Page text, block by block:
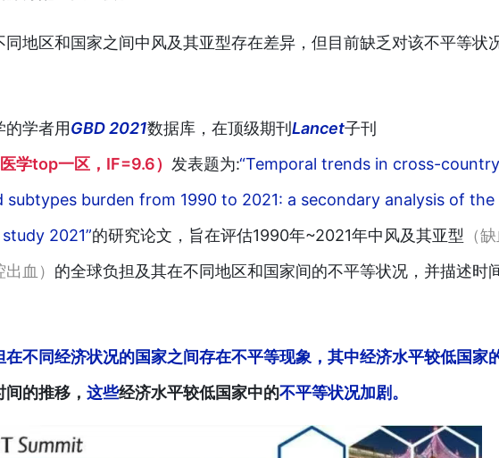
地区和国家之间中风及其亚型存在差异，但目前缺乏对该不平等状
学者用GBD 2021数据库，在顶级期刊 Lancet子刊
医学top一区，IF=9.6） 发表题为:“Temporal trends in cross-country
subtypes burden from 1990 to 2021: a secondary analysis of the
2021”的研究论文，旨在评估1990年~2021年中风及其亚型 （
血） 的全球负担及其在不同地区和国家间的不平等状况，并描述时
在不同经济状况的国家之间存在不平等现象，其中经济水平较低国家
间的推移， 这些经济水平较低国家中的不平等状况加剧。